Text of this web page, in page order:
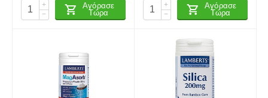
+
−
Αγόρασε
Τώρα
+
−
Αγόρασε
Τώρα